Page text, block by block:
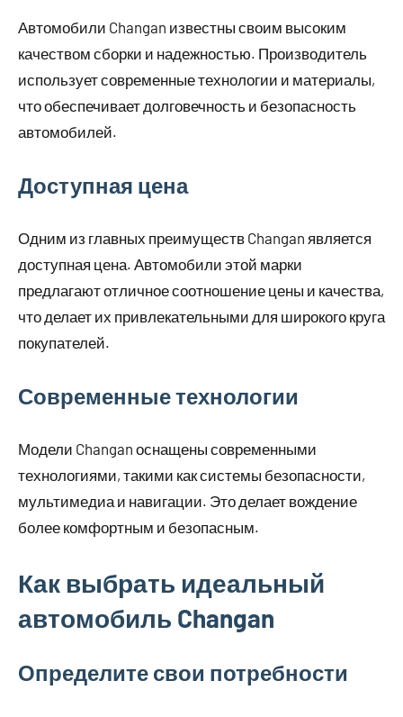
Автомобили Changan известны своим высоким
качеством сборки и надежностью. Производитель
использует современные технологии и материалы,
что обеспечивает долговечность и безопасность
автомобилей.
Доступная цена
Одним из главных преимуществ Changan является
доступная цена. Автомобили этой марки
предлагают отличное соотношение цены и качества,
что делает их привлекательными для широкого круга
покупателей.
Современные технологии
Модели Changan оснащены современными
технологиями, такими как системы безопасности,
мультимедиа и навигации. Это делает вождение
более комфортным и безопасным.
Как выбрать идеальный
автомобиль Changan
Определите свои потребности